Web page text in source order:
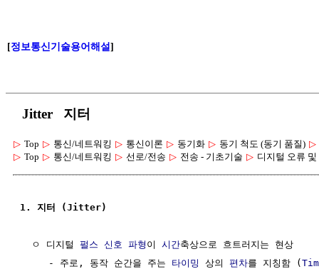
[정보통신기술용어해설]
Jitter 지터
▷ Top ▷ 통신/네트워킹 ▷ 통신이론 ▷ 동기화 ▷ 동기 척도 (동기 품질) ▷
▷ Top ▷ 통신/네트워킹 ▷ 선로/전송 ▷ 전송 - 기초기술 ▷ 디지털 오류 및
1. 지터 (Jitter)
  ㅇ 디지털
펄스 신호 파형 이 시간축상으로 흐트러지는 현상
     - 주로, 동작 순간을 주는
타이밍 상의 편차를 지칭함 (